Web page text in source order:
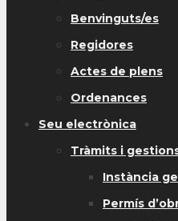
Benvinguts/es
Regidores
Actes de plens
Ordenances
Seu electrònica
Tràmits i
Instància
Permís